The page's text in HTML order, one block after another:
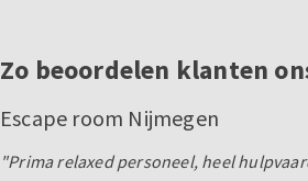
Zo beoordelen klanten
Escape room Nijmegen
"Prima relaxed personeel, heel